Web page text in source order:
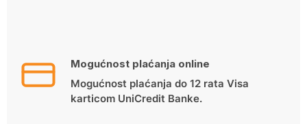
Mogućnost plaćanja online
Mogućnost plaćanja do 12 rata Visa
karticom UniCredit Banke.